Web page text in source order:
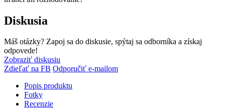
Diskusia
Máš otázky? Zapoj sa do diskusie, spýtaj sa odborníka a získaj
odpovede!
Zobraziť diskusiu
Zdieľať na FB Odporučiť e-mailom
Popis produktu
Fotky
Recenzie